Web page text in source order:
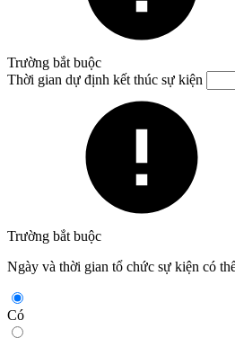
Trường bắt buộc
Thời gian dự định kết thúc sự kiện
Trường bắt buộc
Ngày và thời gian tổ chức sự kiện có
Có